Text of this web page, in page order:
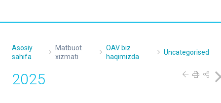
Asosiy
sahifa
Matbuot
xizmati
OAV biz
haqimizda
Uncategorised
2025